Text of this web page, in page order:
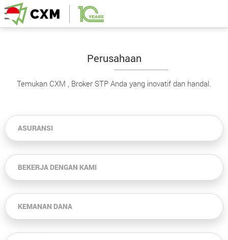
Perusahaan
Temukan CXM , Broker STP Anda yang inovatif dan handal.
ASURANSI
BEKERJA DENGAN KAMI
KEMANAN DANA